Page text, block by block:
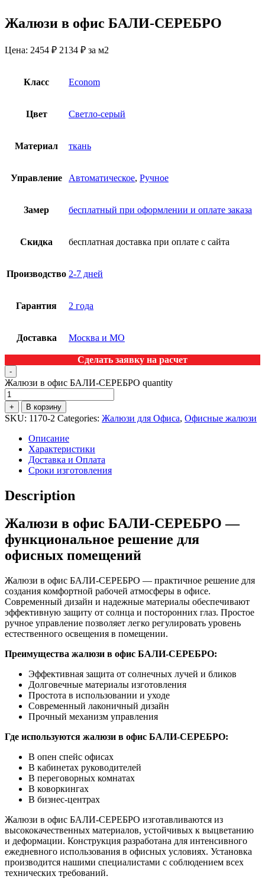
Жалюзи в офис БАЛИ-СЕРЕБРО
Цена: 2454 ₽ 2134 ₽ за м2
Класс Econom
Цвет Светло-серый
Материал ткань
Управление Автоматическое, Ручное
Замер бесплатный при оформлении и оплате заказа
Скидка бесплатная доставка при оплате с сайта
Производство 2-7 дней
Гарантия 2 года
Доставка Москва и МО
Сделать заявку на расчет
-
Жалюзи в офис БАЛИ-СЕРЕБРО quantity
+ В корзину
SKU: 1170-2 Categories: Жалюзи для Офиса, Офисные жалюзи
Описание
Характеристики
Доставка и Оплата
Сроки изготовления
Description
Жалюзи в офис БАЛИ-СЕРЕБРО —
функциональное решение для
офисных помещений
Жалюзи в офис БАЛИ-СЕРЕБРО — практичное решение для
создания комфортной рабочей атмосферы в офисе.
Современный дизайн и надежные материалы обеспечивают
эффективную защиту от солнца и посторонних глаз. Простое
ручное управление позволяет легко регулировать уровень
естественного освещения в помещении.
Преимущества жалюзи в офис БАЛИ-СЕРЕБРО:
Эффективная защита от солнечных лучей и бликов
Долговечные материалы изготовления
Простота в использовании и уходе
Современный лаконичный дизайн
Прочный механизм управления
Где используются жалюзи в офис БАЛИ-СЕРЕБРО:
В опен спейс офисах
В кабинетах руководителей
В переговорных комнатах
В коворкингах
В бизнес-центрах
Жалюзи в офис БАЛИ-СЕРЕБРО изготавливаются из
высококачественных материалов, устойчивых к выцветанию
и деформации. Конструкция разработана для интенсивного
ежедневного использования в офисных условиях. Установка
производится нашими специалистами с соблюдением всех
технических требований.